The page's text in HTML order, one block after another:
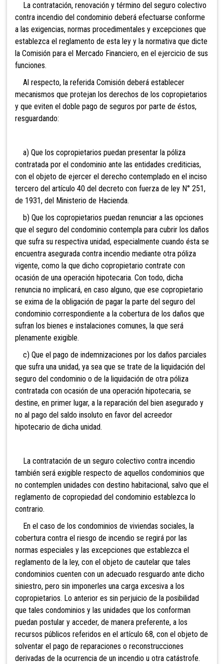
La contratación, renovación y término del seguro colectivo
contra incendio del condominio deberá efectuarse conforme
a las exigencias, normas procedimentales y excepciones que
establezca el reglamento de esta ley y la normativa que dicte
la Comisión para el Mercado Financiero, en el ejercicio de sus
funciones.
Al respecto, la referida Comisión deberá establecer
mecanismos que protejan los derechos de los copropietarios
y que eviten el doble pago de seguros por parte de éstos,
resguardando:
a) Que los copropietarios puedan presentar la póliza
contratada por el condominio ante las entidades crediticias,
con el objeto de ejercer el derecho contemplado en el inciso
tercero del artículo 40 del decreto con fuerza de ley N° 251,
de 1931, del Ministerio de Hacienda.
b) Que los copropietarios puedan renunciar a las opciones
que el seguro del condominio contempla para cubrir los daños
que sufra su respectiva unidad, especialmente cuando ésta se
encuentra asegurada contra incendio mediante otra póliza
vigente, como la que dicho copropietario contrate con
ocasión de una operación hipotecaria. Con todo, dicha
renuncia no implicará, en caso alguno, que ese copropietario
se exima de la obligación de pagar la parte del seguro del
condominio correspondiente a la cobertura de los daños que
sufran los bienes e instalaciones comunes, la que será
plenamente exigible.
c) Que el pago de indemnizaciones por los daños parciales
que sufra una unidad, ya sea que se trate de la liquidación del
seguro del condominio o de la liquidación de otra póliza
contratada con ocasión de una operación hipotecaria, se
destine, en primer lugar, a la reparación del bien asegurado y
no al pago del saldo insoluto en favor del acreedor
hipotecario de dicha unidad.
La contratación de un seguro colectivo contra incendio
también será exigible respecto de aquellos condominios que
no contemplen unidades con destino habitacional, salvo que el
reglamento de copropiedad del condominio establezca lo
contrario.
En el caso de los condominios de viviendas sociales, la
cobertura contra el riesgo de incendio se regirá por las
normas especiales y las excepciones que establezca el
reglamento de la ley, con el objeto de cautelar que tales
condominios cuenten con un adecuado resguardo ante dicho
siniestro, pero sin imponerles una carga excesiva a los
copropietarios. Lo anterior es sin perjuicio de la posibilidad
que tales condominios y las unidades que los conforman
puedan postular y acceder, de manera preferente, a los
recursos públicos referidos en el artículo 68, con el objeto de
solventar el pago de reparaciones o reconstrucciones
derivadas de la ocurrencia de un incendio u otra catástrofe.